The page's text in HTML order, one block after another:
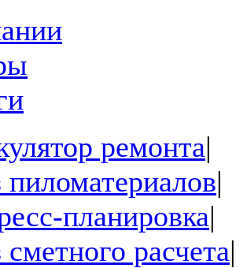
ремонта|
пиломатериалов|
планировка|
сметного расчета|